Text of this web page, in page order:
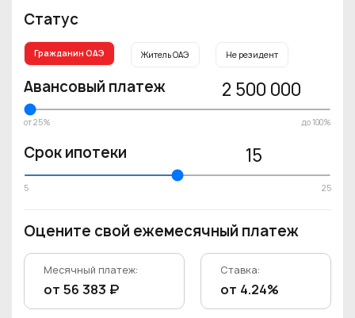
Статус
Гражданин ОАЭ Житель ОАЭ Не резидент
Авансовый платеж 2 500 000
от 25% до 100%
Срок ипотеки 15
5 25
Оцените свой ежемесячный платеж
Месячный платеж:
от 56 383 ₽
Ставка:
от 4.24%